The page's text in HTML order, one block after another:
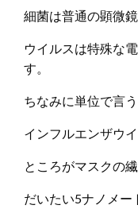
細菌は普通の顕微
ウイルスは特殊な
す。
ちなみに単位で言
インフルエンザウ
ところがマスクの
だいたい5ナノメー